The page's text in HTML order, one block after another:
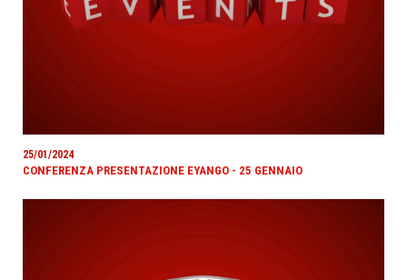
25/01/2024
CONFERENZA PRESENTAZIONE EYANGO - 25 GENNAIO